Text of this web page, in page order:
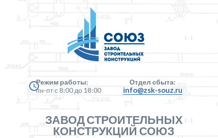
Режим работы:
пн-пт с 8:00 до 18:00
Отдел сбыта:
info@zsk-souz.ru
ЗАВОД СТРОИТЕЛЬНЫХ
КОНСТРУКЦИЙ СОЮЗ